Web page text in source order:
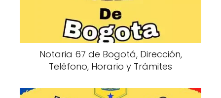
Notaria 67 de Bogotá, Dirección,
Teléfono, Horario y Trámites